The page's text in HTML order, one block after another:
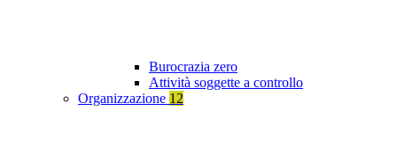
Burocrazia zero
Attività soggette a controllo
Organizzazione 12